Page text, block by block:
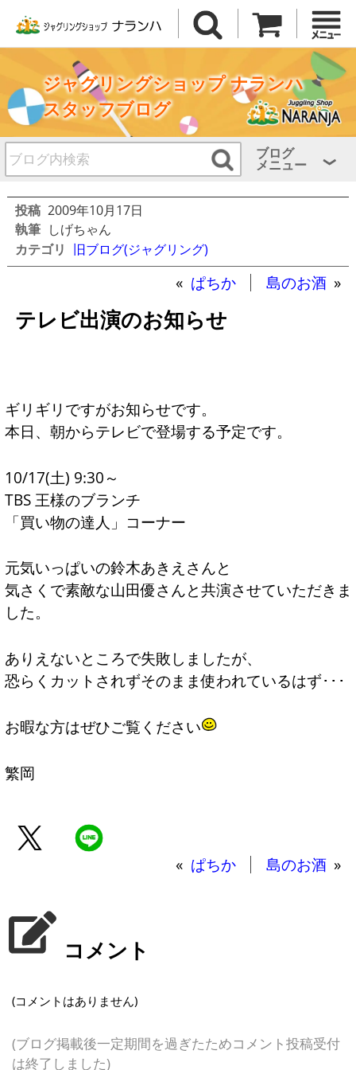
ジャグリングショップ ナランハ
スタッフブログ
ブログ
メニュー
投稿 2009年10月17日
執筆 しげちゃん
カテゴリ 旧ブログ(ジャグリング)
« ぱちか 島のお酒 »
テレビ出演のお知らせ
ギリギリですがお知らせです。
本日、朝からテレビで登場する予定です。
10/17(土) 9:30～
TBS 王様のブランチ
「買い物の達人」コーナー
元気いっぱいの鈴木あきえさんと
気さくで素敵な山田優さんと共演させていただきま
した。
ありえないところで失敗しましたが、
恐らくカットされずそのまま使われているはず･･･
お暇な方はぜひご覧ください
繁岡
« ぱちか 島のお酒 »
コメント
(コメントはありません)
(ブログ掲載後一定期間を過ぎたためコメント投稿受付
は終了しました)